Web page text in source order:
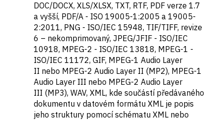
DOC/DOCX, XLS/XLSX, TXT, RTF, PDF verze 1.7
a vyšší, PDF/A - ISO 19005-1:2005 a 19005-
2:2011, PNG - ISO/IEC 15948, TIF/TIFF, revize
6 – nekomprimovaný, JPEG/JFIF - ISO/IEC
10918, MPEG-2 - ISO/IEC 13818, MPEG-1 -
ISO/IEC 11172, GIF, MPEG-1 Audio Layer
II nebo MPEG-2 Audio Layer II (MP2), MPEG-1
Audio Layer III nebo MPEG-2 Audio Layer
III (MP3), WAV, XML, kde součástí předávaného
dokumentu v datovém formátu XML je popis
jeho struktury pomocí schématu XML nebo